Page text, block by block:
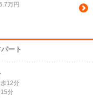
万円
ート
歩12分
15分